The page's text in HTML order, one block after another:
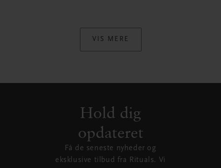
VIS MERE
Hold dig
opdateret
Få de seneste nyheder og
eksklusive tilbud fra Rituals. Vi